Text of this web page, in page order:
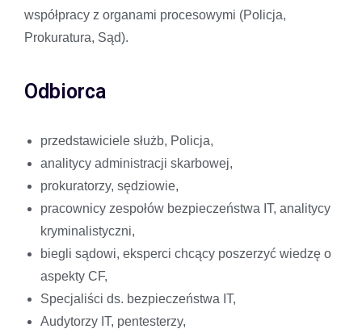
współpracy z organami procesowymi (Policja,
Prokuratura, Sąd).
Odbiorca
przedstawiciele służb, Policja,
analitycy administracji skarbowej,
prokuratorzy, sędziowie,
pracownicy zespołów bezpieczeństwa IT, analitycy
kryminalistyczni,
biegli sądowi, eksperci chcący poszerzyć wiedzę o
aspekty CF,
Specjaliści ds. bezpieczeństwa IT,
Audytorzy IT, pentesterzy,